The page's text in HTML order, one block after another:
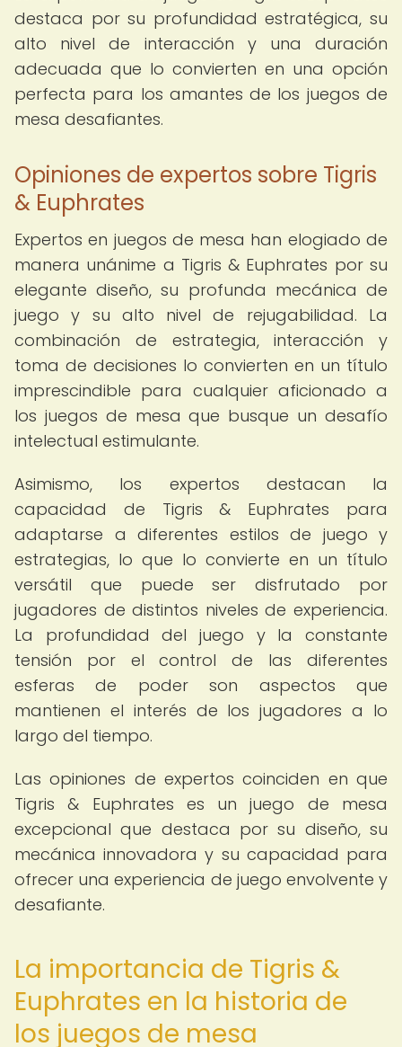
destaca por su profundidad estratégica, su
alto nivel de interacción y una duración
adecuada que lo convierten en una opción
perfecta para los amantes de los juegos de
mesa desafiantes.
Opiniones de expertos sobre Tigris
& Euphrates
Expertos en juegos de mesa han elogiado de
manera unánime a Tigris & Euphrates por su
elegante diseño, su profunda mecánica de
juego y su alto nivel de rejugabilidad. La
combinación de estrategia, interacción y
toma de decisiones lo convierten en un título
imprescindible para cualquier aficionado a
los juegos de mesa que busque un desafío
intelectual estimulante.
Asimismo, los expertos destacan la
capacidad de Tigris & Euphrates para
adaptarse a diferentes estilos de juego y
estrategias, lo que lo convierte en un título
versátil que puede ser disfrutado por
jugadores de distintos niveles de experiencia.
La profundidad del juego y la constante
tensión por el control de las diferentes
esferas de poder son aspectos que
mantienen el interés de los jugadores a lo
largo del tiempo.
Las opiniones de expertos coinciden en que
Tigris & Euphrates es un juego de mesa
excepcional que destaca por su diseño, su
mecánica innovadora y su capacidad para
ofrecer una experiencia de juego envolvente y
desafiante.
La importancia de Tigris &
Euphrates en la historia de
los juegos de mesa